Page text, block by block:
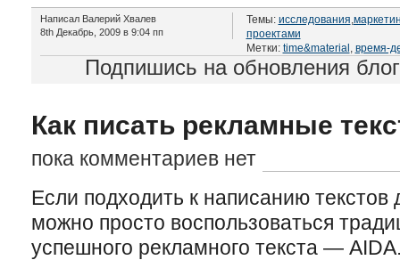
Написал Валерий Хвалев
8th Декабрь, 2009 в 9:04 пп
Темы: исследования,
проектами
Метки: time&material , время-
Подпишись на обновления
Как писать рекламные
пока комментариев нет
Если подходить к написанию текстов
можно просто воспользоваться
успешного рекламного текста —